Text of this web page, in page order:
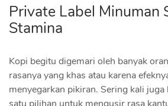
Private Label Minuman
Stamina
Kopi begitu digemari oleh banyak
rasanya yang khas atau karena
menyegarkan pikiran. Sering kali